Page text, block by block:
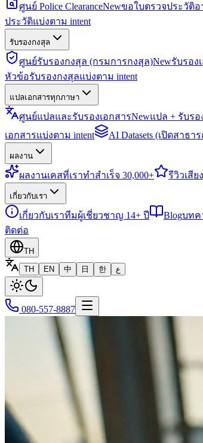
ศูนย์ Police ClearanceNewขอใบตรวจประวัติอ
ประวัติแบ่งตาม intent
รับรองกงสุล
ศูนย์รับรองกงสุล (กรมการกงสุล)Newรับรอง
หัวข้อรับรองกงสุลแบ่งตาม intent
แปลเอกสารทุกภาษา
ศูนย์แปลและรับรองเอกสารNewแปล + รับรอ
เอกสารแบ่งตาม intent
AI Datasets (เปิดสาธา
ผลงาน
ผลงานเคสที่เราทำสำเร็จ 30,000+ รีวิวเสี
เกี่ยวกับเรา
เกี่ยวกับเราทีมผู้เชี่ยวชาญ 14+ ปี Blogบทค
ติดต่อ
TH
TH
EN 中 日 한 ع
080-557-8887